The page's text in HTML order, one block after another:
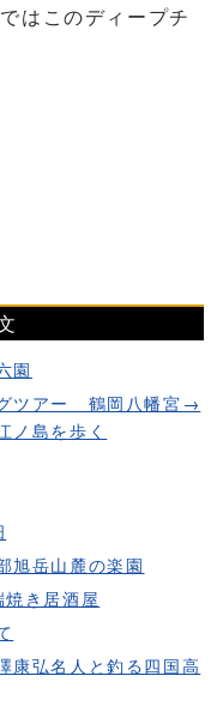
はこのディープチ
園
ツアー 鶴岡八幡宮→
島を歩く
旭岳山麓の楽園
き居酒屋
弘名人と釣る四国高